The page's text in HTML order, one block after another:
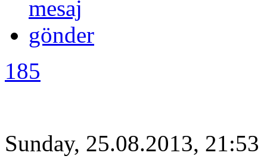
185
Sunday, 25.08.2013, 21:53